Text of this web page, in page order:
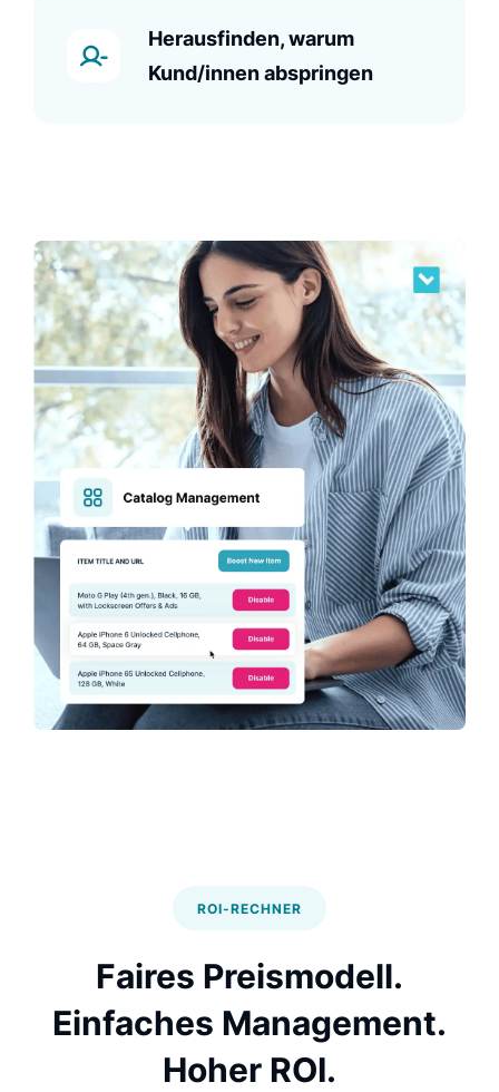
Herausfinden, warum
Kund/innen abspringen
ROI-RECHNER
Faires Preismodell.
Einfaches Management.
Hoher ROI.